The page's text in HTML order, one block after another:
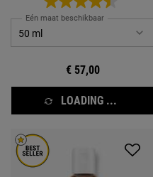
Eén maat beschikbaar
€ 57,00
LOADING ...